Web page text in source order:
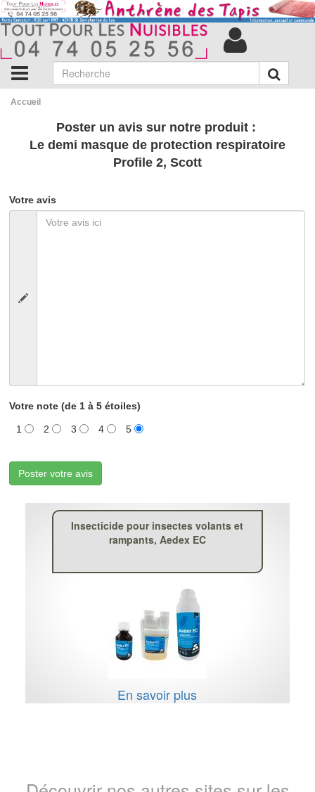
Accueil
Poster un avis sur notre produit :
Le demi masque de protection respiratoire
Profile 2, Scott
Votre avis
Votre note (de 1 à 5 étoiles)
1 2 3 4 5
Poster votre avis
Insecticide pour insectes volants et
rampants, Aedex EC
En savoir plus